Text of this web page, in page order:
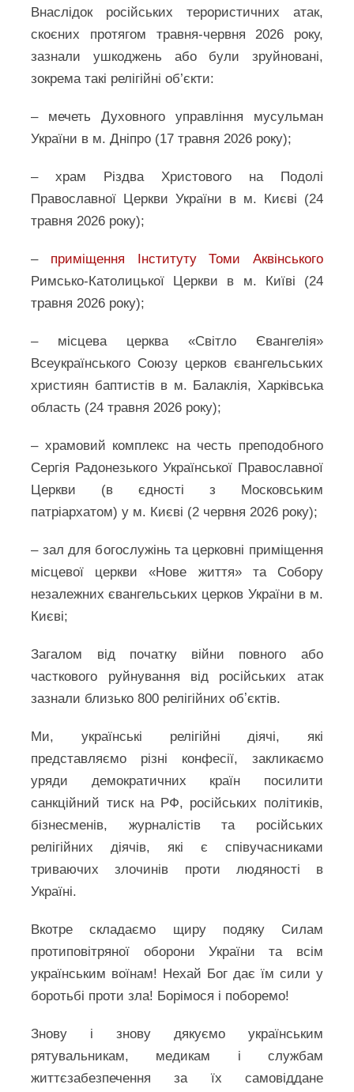
Внаслідок російських терористичних атак,
скоєних протягом травня-червня 2026 року,
зазнали ушкоджень або були зруйновані,
зокрема такі релігійні об’єкти:
– мечеть Духовного управління мусульман
України в м. Дніпро (17 травня 2026 року);
– храм Різдва Христового на Подолі
Православної Церкви України в м. Києві (24
травня 2026 року);
– приміщення Інституту Томи Аквінського
Римсько-Католицької Церкви в м. Київі (24
травня 2026 року);
– місцева церква «Світло Євангелія»
Всеукраїнського Союзу церков євангельських
християн баптистів в м. Балаклія, Харківська
область (24 травня 2026 року);
– храмовий комплекс на честь преподобного
Сергія Радонезького Української Православної
Церкви (в єдності з Московським
патріархатом) у м. Києві (2 червня 2026 року);
– зал для богослужінь та церковні приміщення
місцевої церкви «Нове життя» та Собору
незалежних євангельських церков України в м.
Києві;
Загалом від початку війни повного або
часткового руйнування від російських атак
зазнали близько 800 релігійних обʼєктів.
Ми, українські релігійні діячі, які
представляємо різні конфесії, закликаємо
уряди демократичних країн посилити
санкційний тиск на РФ, російських політиків,
бізнесменів, журналістів та російських
релігійних діячів, які є співучасниками
триваючих злочинів проти людяності в
Україні.
Вкотре складаємо щиру подяку Силам
протиповітряної оборони України та всім
українським воїнам! Нехай Бог дає їм сили у
боротьбі проти зла! Борімося і поборемо!
Знову і знову дякуємо українським
рятувальникам, медикам і службам
життєзабезпечення за їх самовіддане